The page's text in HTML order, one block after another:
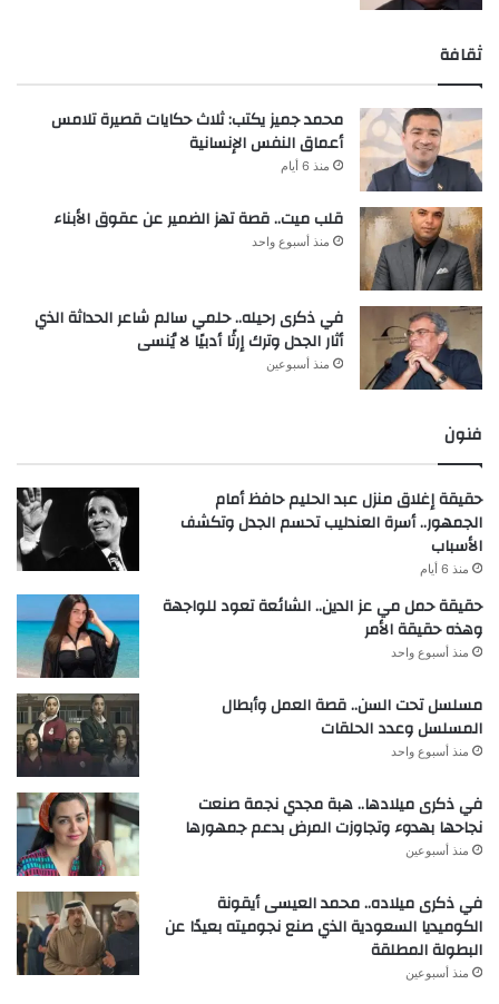
ثقافة
محمد جميز يكتب: ثلاث حكايات قصيرة تلامس
أعماق النفس الإنسانية
منذ 6 أيام
قلب ميت.. قصة تهز الضمير عن عقوق الأبناء
منذ أسبوع واحد
في ذكرى رحيله.. حلمي سالم شاعر الحداثة الذي
أثار الجدل وترك إرثًا أدبيًا لا يُنسى
منذ أسبوعين
فنون
حقيقة إغلاق منزل عبد الحليم حافظ أمام
الجمهور.. أسرة العندليب تحسم الجدل وتكشف
الأسباب
منذ 6 أيام
حقيقة حمل مي عز الدين.. الشائعة تعود للواجهة
وهذه حقيقة الأمر
منذ أسبوع واحد
مسلسل تحت السن.. قصة العمل وأبطال
المسلسل وعدد الحلقات
منذ أسبوع واحد
في ذكرى ميلادها.. هبة مجدي نجمة صنعت
نجاحها بهدوء وتجاوزت المرض بدعم جمهورها
منذ أسبوعين
في ذكرى ميلاده.. محمد العيسى أيقونة
الكوميديا السعودية الذي صنع نجوميته بعيدًا عن
البطولة المطلقة
منذ أسبوعين